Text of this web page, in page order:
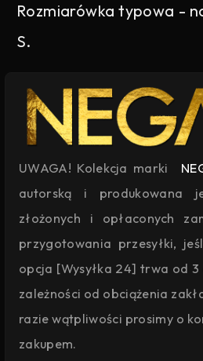
Rozmiarówka typowa -
S.
UWAGA! Kolekcja marki
autorską i produkowana
złożonych i opłaconych
przygotowania przesyłki,
opcja [Wysyłka 24] trwa od
zależności od obciążenia
razie wątpliwości prosimy o
zakupem.